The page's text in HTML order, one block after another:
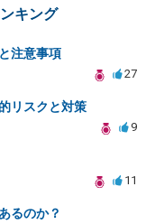
キング
注意事項
27
リスクと対策
9
11
るのか？